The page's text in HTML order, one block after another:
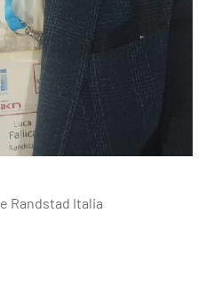
Randstad Italia